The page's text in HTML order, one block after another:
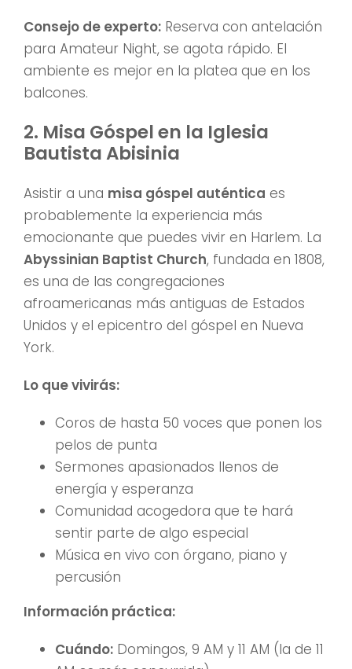
Consejo de experto: Reserva con antelación
para Amateur Night, se agota rápido. El
ambiente es mejor en la platea que en los
balcones.
2. Misa Góspel en la Iglesia
Bautista Abisinia
Asistir a una misa góspel auténtica es
probablemente la experiencia más
emocionante que puedes vivir en Harlem. La
Abyssinian Baptist Church, fundada en 1808,
es una de las congregaciones
afroamericanas más antiguas de Estados
Unidos y el epicentro del góspel en Nueva
York.
Lo que vivirás:
Coros de hasta 50 voces que ponen los
pelos de punta
Sermones apasionados llenos de
energía y esperanza
Comunidad acogedora que te hará
sentir parte de algo especial
Música en vivo con órgano, piano y
percusión
Información práctica:
Cuándo: Domingos, 9 AM y 11 AM (la de 11